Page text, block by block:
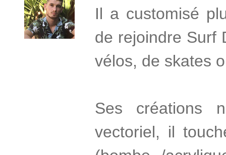
Il a customisé
de rejoindre Surf
vélos, de skates
Ses créations
vectoriel, il